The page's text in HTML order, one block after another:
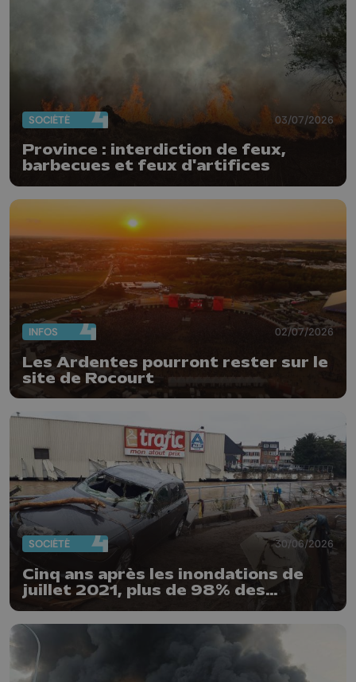
SOCIÉTÉ 03/07/2026
Province : interdiction de feux,
barbecues et feux d'artifices
INFOS 02/07/2026
Les Ardentes pourront rester sur le
site de Rocourt
SOCIÉTÉ 30/06/2026
Cinq ans après les inondations de
juillet 2021, plus de 98% des
dossiers indemnisés